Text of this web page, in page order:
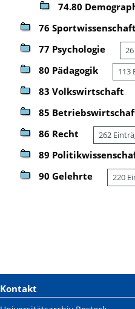
74.80
76 Sportwissenschaft
77 Psychologie
80 Pädagogik 113
83 Volkswirtschaft
85
86 Recht 262
89
90 Gelehrte 220
Kontakt